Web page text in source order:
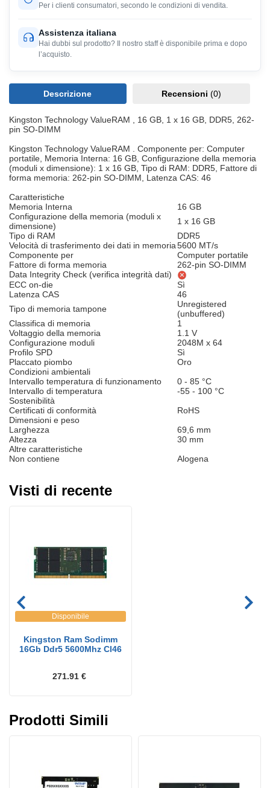
Per i clienti consumatori, secondo le condizioni di vendita.
Assistenza italiana
Hai dubbi sul prodotto? Il nostro staff è disponibile prima e dopo
l’acquisto.
Descrizione Recensioni (0)
Kingston Technology ValueRAM , 16 GB, 1 x 16 GB, DDR5, 262-
pin SO-DIMM
Kingston Technology ValueRAM . Componente per: Computer
portatile, Memoria Interna: 16 GB, Configurazione della memoria
(moduli x dimensione): 1 x 16 GB, Tipo di RAM: DDR5, Fattore di
forma memoria: 262-pin SO-DIMM, Latenza CAS: 46
Caratteristiche
Memoria Interna
16 GB
Configurazione della memoria (moduli x
dimensione)
1 x 16 GB
Tipo di RAM
DDR5
Velocità di trasferimento dei dati in memoria5600 MT/s
Componente per
Computer portatile
Fattore di forma memoria
262-pin SO-DIMM
Data Integrity Check (verifica integrità dati)
ECC on-die
Sì
Latenza CAS
46
Tipo di memoria tampone
Unregistered
(unbuffered)
Classifica di memoria
1
Voltaggio della memoria
1.1 V
Configurazione moduli
2048M x 64
Profilo SPD
Sì
Placcato piombo
Oro
Condizioni ambientali
Intervallo temperatura di funzionamento
0 - 85 °C
Intervallo di temperatura
-55 - 100 °C
Sostenibilità
Certificati di conformità
RoHS
Dimensioni e peso
Larghezza
69,6 mm
Altezza
30 mm
Altre caratteristiche
Non contiene
Alogena
Visti di recente
Disponibile
Kingston Ram Sodimm
16Gb Ddr5 5600Mhz Cl46
271.91 €
Prodotti Simili